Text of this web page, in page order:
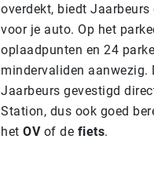
overdekt, biedt Jaarbeurs
voor je auto. Op het
oplaadpunten en 24
mindervaliden aanwezig.
Jaarbeurs gevestigd
Station, dus ook goed
het OVof de fiets.